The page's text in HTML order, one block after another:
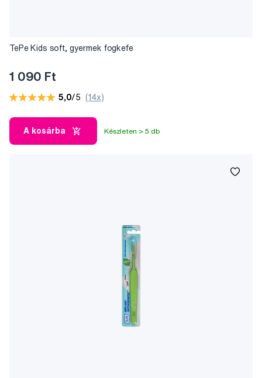
TePe Kids soft, gyermek fogkefe
1 090 Ft
5,0/5 (14x)
A kosárba Készleten > 5 db